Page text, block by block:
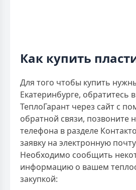
Как купить
Для того чтобы купить
Екатеринбурге, обратитесь
ТеплоГарант через сайт с
обратной связи, позвоните
телефона в разделе
заявку на электронную
Необходимо сообщить
информацию о вашем
закупкой: